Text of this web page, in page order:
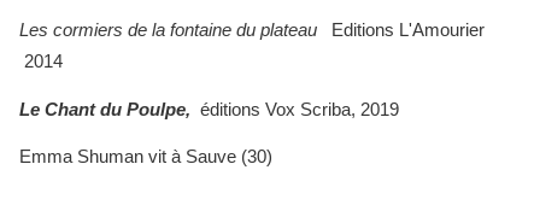
Les cormiers de la fontaine du plateau Editions L'Amourier
2014
Le Chant du Poulpe, éditions Vox Scriba, 2019
Emma Shuman vit à Sauve (30)